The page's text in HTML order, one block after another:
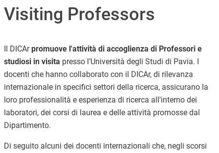
Visiting Professors
Il DICArpromuove l'attività di accoglienza di Professori e
studiosi in visita presso l’Università degli Studi di Pavia. I
docenti che hanno collaborato con il DICAr, di rilevanza
internazionale in specifici settori della ricerca, assicurano la
loro professionalità e esperienza di ricerca all'interno dei
laboratori, dei corsi di laurea e delle attività promosse dal
Dipartimento.
Di seguito alcuni dei docenti internazionali che, negli scorsi